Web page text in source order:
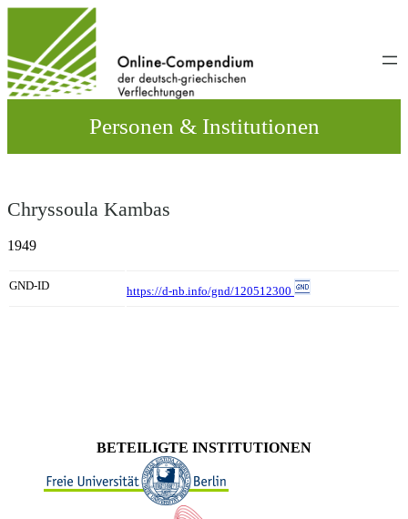
wechseln
Personen & Institutionen
Chryssoula Kambas
1949
GND-ID https://d-nb.info/gnd/120512300
BETEILIGTE INSTITUTIONEN